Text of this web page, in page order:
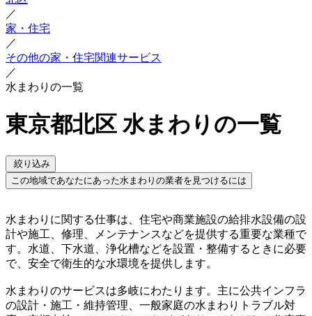
／
家・住宅
／
その他の家・住宅関連サービス
／
水まわりの一覧
東京都北区 水まわりの一覧
絞り込み
この地域であなたにあった水まわりの業者を見つけるには
水まわりに関する仕事は、住宅や商業施設の給排水設備の設
計や施工、修理、メンテナンスなどを提供する重要な業種で
す。水道、下水道、浄化槽などを設置・整備するときに必要
で、安全で衛生的な水環境を提供します。
水まわりのサービスは多岐にわたります。主に公共インフラ
の設計・施工・維持管理、一般家庭の水まわりトラブル対